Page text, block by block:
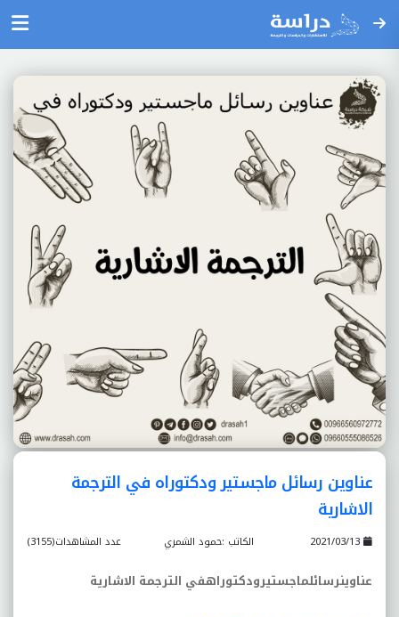
عناوين رسائل ماجستير ودكتوراه في الترجمة
الاشارية
عدد المشاهدات(3155) الكاتب :حمود الشمري
عناوينرسائلماجستيرودكتوراهفي الترجمة الاشارية